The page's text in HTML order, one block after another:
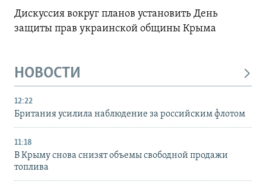
Дискуссия вокруг планов установить День
защиты прав украинской общины Крыма
НОВОСТИ
12:22
Британия усилила наблюдение за российским флотом
11:18
В Крыму снова снизят объемы свободной продажи
топлива